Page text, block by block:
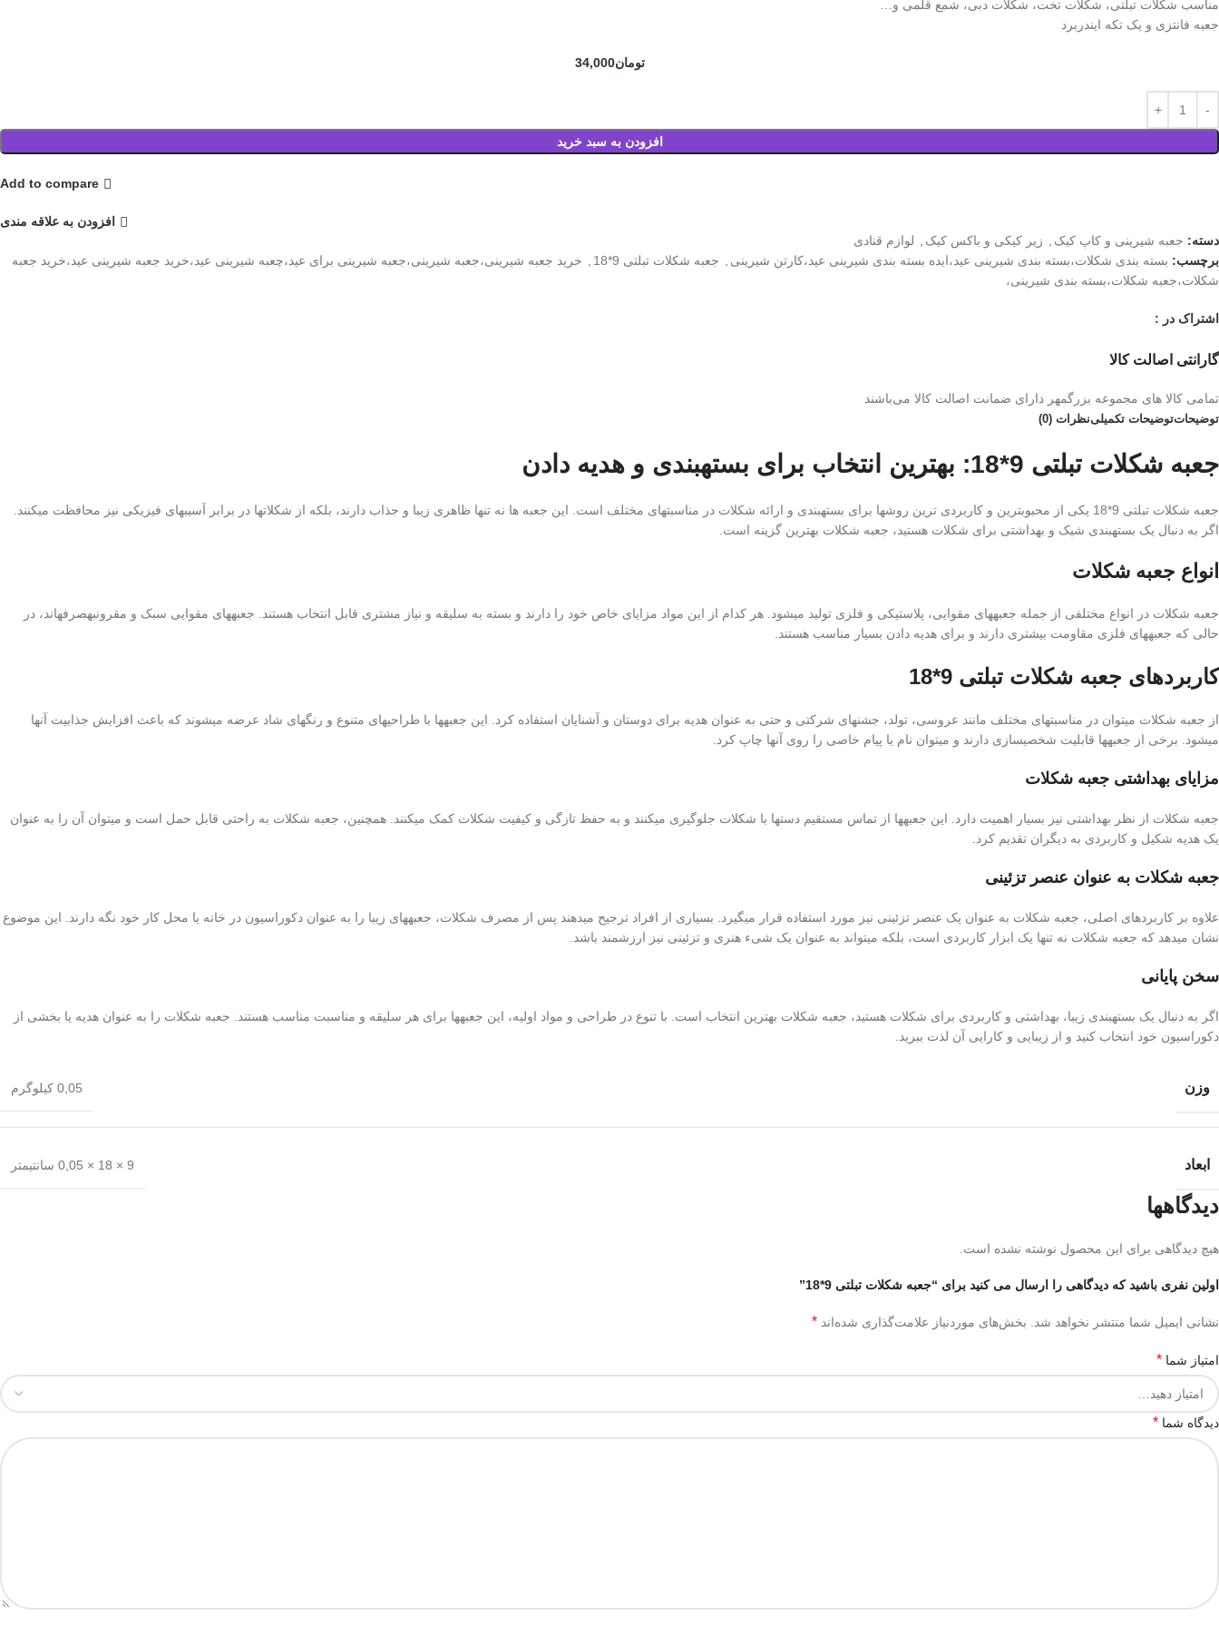
مناسب شکلات تبلتی، شکلات تخت، شکلات دبی، شمع قلمی و…
جعبه فانتزی و یک تکه ایندربرد
تومان34,000
افزودن به سبد خرید
Add to compare
افزودن به علاقه مندی
دسته: جعبه شیرینی و کاپ کیک زیر کیکی و باکس کیک
لوازم قنادی
برچسب: بسته بندی شکلات،بسته بندی شیرینی عید،ایده بسته بندی شیرینی عید،کارتن شیرینی جعبه شکلات تبلتی 9*18
خرید جعبه شیرینی،جعبه شیرینی،جعبه شیرینی برای عید،چعبه شیرینی عید،خرید جعبه شیرینی عید،خرید جعبه
شکلات،جعبه شکلات،بسته بندی شیرینی،
اشتراک در :
گارانتی اصالت کالا
تمامی کالا های مجموعه بزرگمهر دارای ضمانت اصالت کالا می‌باشند
توضیحاتتوضیحات تکمیلینظرات (0)
جعبه شکلات تبلتی 9*18: بهترین انتخاب برای بستهبندی و هدیه دادن
جعبه شکلات تبلتی 9*18 یکی از محبوبترین و کاربردی ترین روشها برای بستهبندی و ارائه شکلات در مناسبتهای مختلف است. این جعبه ها نه تنها ظاهری زیبا و جذاب دارند، بلکه از شکلاتها در برابر آسیبهای فیزیکی نیز محافظت میکنند.
اگر به دنبال یک بستهبندی شیک و بهداشتی برای شکلات هستید، جعبه شکلات بهترین گزینه است.
انواع جعبه شکلات
جعبه شکلات در انواع مختلفی از جمله جعبههای مقوایی، پلاستیکی و فلزی تولید میشود. هر کدام از این مواد مزایای خاص خود را دارند و بسته به سلیقه و نیاز مشتری قابل انتخاب هستند. جعبههای مقوایی سبک و مقرونبهصرفهاند، در
حالی که جعبههای فلزی مقاومت بیشتری دارند و برای هدیه دادن بسیار مناسب هستند.
کاربردهای جعبه شکلات تبلتی 9*18
از جعبه شکلات میتوان در مناسبتهای مختلف مانند عروسی، تولد، جشنهای شرکتی و حتی به عنوان هدیه برای دوستان و آشنایان استفاده کرد. این جعبهها با طراحیهای متنوع و رنگهای شاد عرضه میشوند که باعث افزایش جذابیت آنها
میشود. برخی از جعبهها قابلیت شخصیسازی دارند و میتوان نام یا پیام خاصی را روی آنها چاپ کرد.
مزایای بهداشتی جعبه شکلات
جعبه شکلات از نظر بهداشتی نیز بسیار اهمیت دارد. این جعبهها از تماس مستقیم دستها با شکلات جلوگیری میکنند و به حفظ تازگی و کیفیت شکلات کمک میکنند. همچنین، جعبه شکلات به راحتی قابل حمل است و میتوان آن را به عنوان
یک هدیه شکیل و کاربردی به دیگران تقدیم کرد.
جعبه شکلات به عنوان عنصر تزئینی
علاوه بر کاربردهای اصلی، جعبه شکلات به عنوان یک عنصر تزئینی نیز مورد استفاده قرار میگیرد. بسیاری از افراد ترجیح میدهند پس از مصرف شکلات، جعبههای زیبا را به عنوان دکوراسیون در خانه یا محل کار خود نگه دارند. این موضوع
نشان میدهد که جعبه شکلات نه تنها یک ابزار کاربردی است، بلکه میتواند به عنوان یک شیء هنری و تزئینی نیز ارزشمند باشد.
سخن پایانی
اگر به دنبال یک بستهبندی زیبا، بهداشتی و کاربردی برای شکلات هستید، جعبه شکلات بهترین انتخاب است. با تنوع در طراحی و مواد اولیه، این جعبهها برای هر سلیقه و مناسبت مناسب هستند. جعبه شکلات را به عنوان هدیه یا بخشی از
دکوراسیون خود انتخاب کنید و از زیبایی و کارایی آن لذت ببرید.
وزن 0,05 کیلوگرم
ابعاد 9 × 18 × 0,05 سانتیمتر
دیدگاهها
هیچ دیدگاهی برای این محصول نوشته نشده است.
اولین نفری باشید که دیدگاهی را ارسال می کنید برای “جعبه شکلات تبلتی 9*18”
نشانی ایمیل شما منتشر نخواهد شد. بخش‌های موردنیاز علامت‌گذاری شده‌اند *
امتیاز شما *
دیدگاه شما *